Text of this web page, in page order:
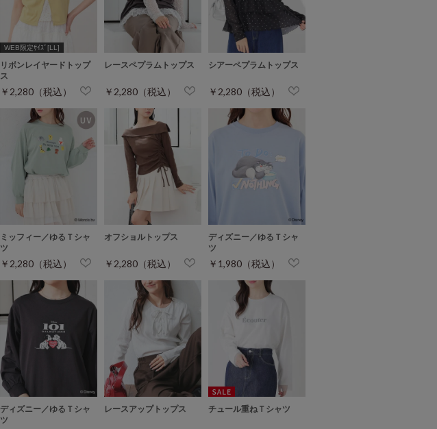
WEB限定ｻｲｽﾞ[LL]
リボンレイヤードトップ
ス
￥2,280（税込）
レースペプラムトップス
￥2,280（税込）
シアーペプラムトップス
￥2,280（税込）
ミッフィー／ゆるＴシャ
ツ
￥2,280（税込）
オフショルトップス
￥2,280（税込）
ディズニー／ゆるＴシャ
ツ
￥1,980（税込）
ディズニー／ゆるＴシャ
ツ
レースアップトップス チュール重ねＴシャツ